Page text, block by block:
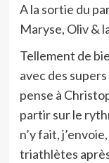
A la sortie du
Maryse, Oliv &
Tellement de
avec des
pense à
partir sur le
n’y fait,
triathlètes